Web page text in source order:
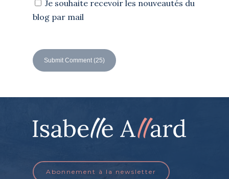
Je souhaite recevoir les nouveautés du
blog par mail
Abonnement à la newsletter